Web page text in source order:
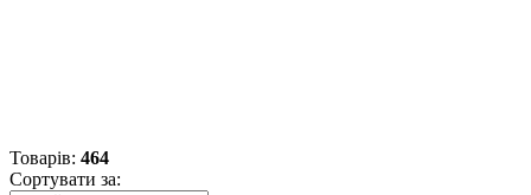
Товарів: 464
Сортувати за: